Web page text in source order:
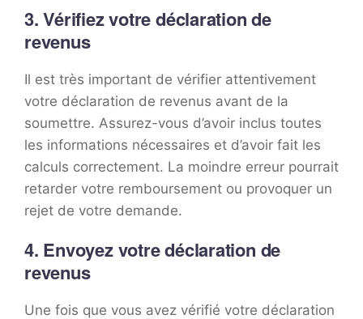
3. Vérifiez votre déclaration de
revenus
Il est très important de vérifier attentivement
votre déclaration de revenus avant de la
soumettre. Assurez-vous d’avoir inclus toutes
les informations nécessaires et d’avoir fait les
calculs correctement. La moindre erreur pourrait
retarder votre remboursement ou provoquer un
rejet de votre demande.
4. Envoyez votre déclaration de
revenus
Une fois que vous avez vérifié votre déclaration